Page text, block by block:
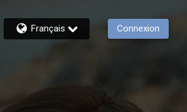
Français Connexion